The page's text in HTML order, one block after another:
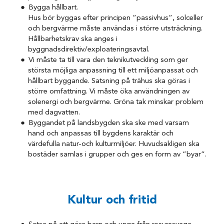
Bygga hållbart.
Hus bör byggas efter principen ”passivhus”, solceller
och bergvärme måste användas i större utsträckning.
Hållbarhetskrav ska anges i
byggnadsdirektiv/exploateringsavtal.
Vi måste ta till vara den teknikutveckling som ger
största möjliga anpassning till ett miljöanpassat och
hållbart byggande. Satsning på trähus ska göras i
större omfattning. Vi måste öka användningen av
solenergi och bergvärme. Gröna tak minskar problem
med dagvatten.
Byggandet på landsbygden ska ske med varsam
hand och anpassas till bygdens karaktär och
värdefulla natur-och kulturmiljöer. Huvudsakligen ska
bostäder samlas i grupper och ges en form av ”byar”.
Kultur och fritid